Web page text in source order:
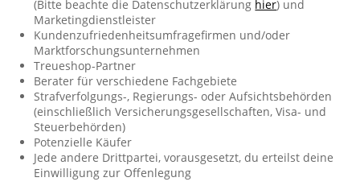
(Bitte beachte die Datenschutzerklärung hier) und
Marketingdienstleister
Kundenzufriedenheitsumfragefirmen und/oder
Marktforschungsunternehmen
Treueshop-Partner
Berater für verschiedene Fachgebiete
Strafverfolgungs-, Regierungs- oder Aufsichtsbehörden
(einschließlich Versicherungsgesellschaften, Visa- und
Steuerbehörden)
Potenzielle Käufer
Jede andere Drittpartei, vorausgesetzt, du erteilst deine
Einwilligung zur Offenlegung